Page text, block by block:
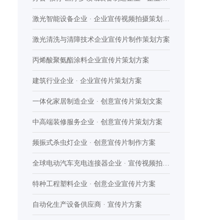
传片策划方案
激光智能设备企业 · 企业宣传视频拍摄策划方
案
激光清洗与清障技术企业宣传片制作策划方案
丙烯酸聚氨酯涂料企业宣传片策划方案
建筑行业企业 · 企业宣传片策划方案
一体化家居制造企业 · 创意宣传片策划文案
中高端装修服务企业 · 创意宣传片策划方案
频振式杀虫灯企业 · 创意宣传片制作方案
全球电动汽车充电连接器企业 · 宣传视频拍摄
制作方案
特种工程塑料企业 · 创意企业宣传片方案
自动化生产设备供应商 · 宣传片方案